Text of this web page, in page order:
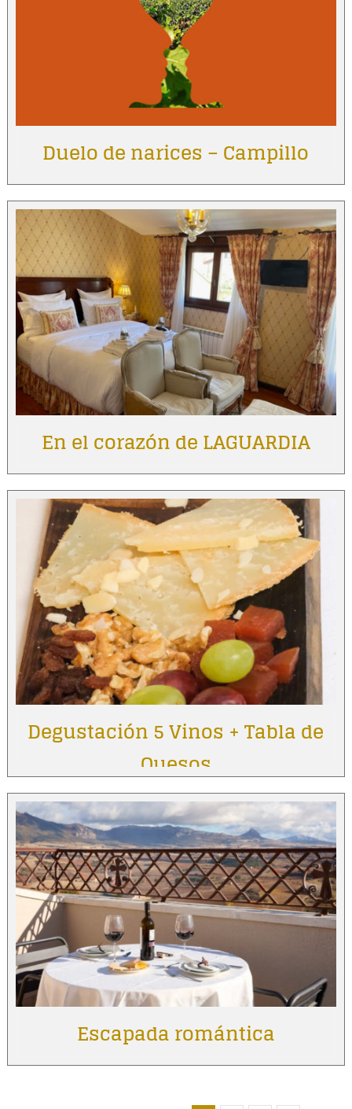
Duelo de narices – Campillo
En el corazón de LAGUARDIA
Degustación 5 Vinos + Tabla de
Quesos
Escapada romántica